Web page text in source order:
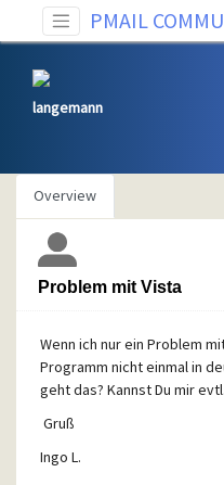
PMAIL
langemann
Overview
Problem mit Vista
Wenn ich nur ein Problem
Programm nicht einmal in
geht das? Kannst Du mir
Gruß
Ingo L.